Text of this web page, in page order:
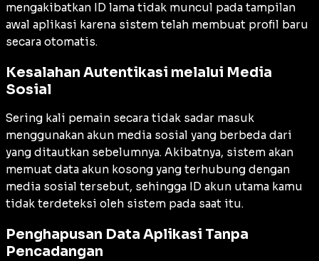
mengakibatkan ID lama tidak muncul pada tampilan
awal aplikasi karena sistem telah membuat profil baru
secara otomatis.
Kesalahan Autentikasi melalui Media
Sosial
Sering kali pemain secara tidak sadar masuk
menggunakan akun media sosial yang berbeda dari
yang ditautkan sebelumnya. Akibatnya, sistem akan
memuat data akun kosong yang terhubung dengan
media sosial tersebut, sehingga ID akun utama kamu
tidak terdeteksi oleh sistem pada saat itu.
Penghapusan Data Aplikasi Tanpa
Pencadangan